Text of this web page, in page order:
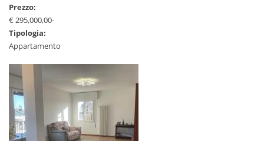
Prezzo:
€ 295,000,00-
Tipologia:
Appartamento